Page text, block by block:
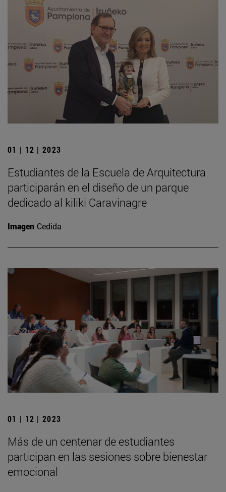
01 | 12 | 2023
Estudiantes de la Escuela de Arquitectura
participarán en el diseño de un parque
dedicado al kiliki Caravinagre
Imagen Cedida
01 | 12 | 2023
Más de un centenar de estudiantes
participan en las sesiones sobre bienestar
emocional